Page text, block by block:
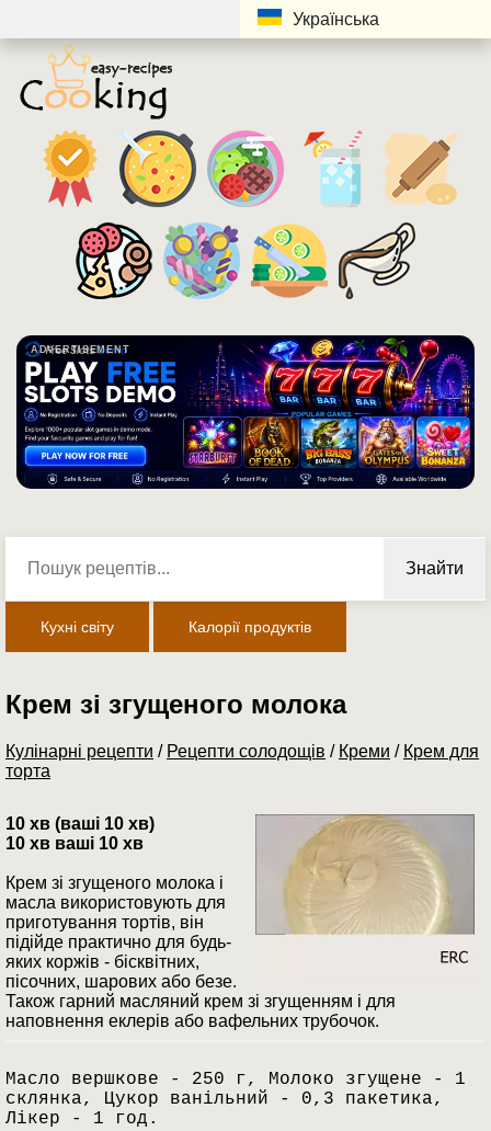
Українська
ADVERTISEMENT
Знайти
Кухні світу Калорії продуктів
Крем зі згущеного молока
Кулінарні рецепти / Рецепти солодощів / Креми / Крем для
торта
10 хв (ваші 10 хв)
10 хв ваші 10 хв
Крем зі згущеного молока і
масла використовують для
приготування тортів, він
підійде практично для будь-
яких коржів - бісквітних,
пісочних, шарових або безе.
Також гарний масляний крем зі згущенням і для
наповнення еклерів або вафельних трубочок.
Масло вершкове - 250 г, Молоко згущене - 1
склянка, Цукор ванільний - 0,3 пакетика,
Лікер - 1 год.